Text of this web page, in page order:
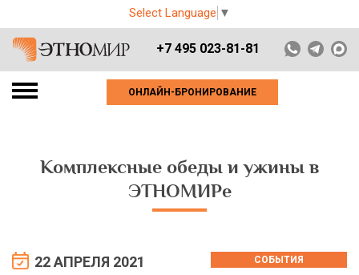
Select Language ▼
+7 495 023-81-81
ОНЛАЙН-БРОНИРОВАНИЕ
Комплексные обеды и ужины в
ЭТНОМИРе
22 АПРЕЛЯ 2021 СОБЫТИЯ